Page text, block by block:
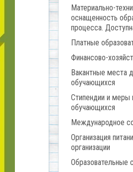
Материально-
оснащенность
процесса.
Платные
Финансово-
Вакантные места
обучающихся
Стипендии и меры
обучающихся
Международное
Организация
организации
Образовательные